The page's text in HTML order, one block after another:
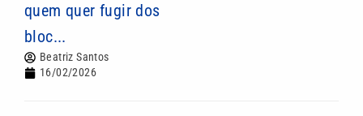
quem quer fugir dos
bloc...
Beatriz Santos
16/02/2026